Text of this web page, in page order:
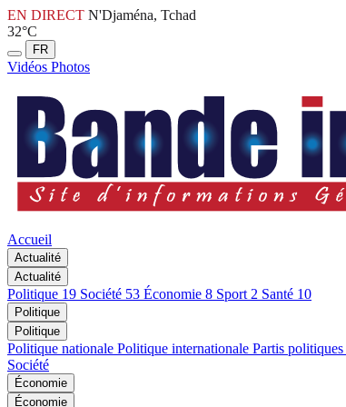
EN DIRECT N'Djaména, Tchad
32°C
FR
Vidéos Photos
Accueil
Actualité
Actualité
Politique 19 Société 53 Économie 8 Sport 2 Santé 10
Politique
Politique
Politique nationale Politique internationale Partis politiques
Société
Économie
Économie